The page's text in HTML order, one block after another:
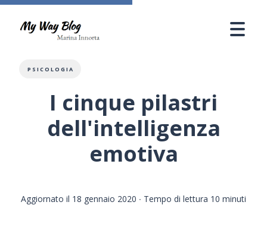
PSICOLOGIA
I cinque pilastri
dell'intelligenza
emotiva
Aggiornato il 18 gennaio 2020 ∙ Tempo di lettura 10 minuti